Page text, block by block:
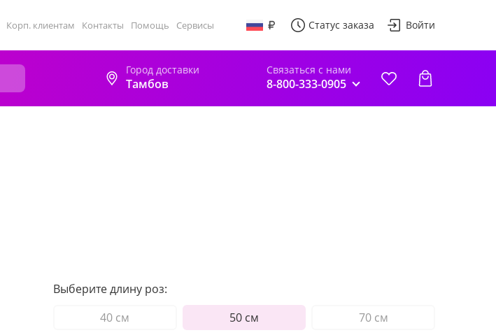
Корп. клиентам Контакты Помощь Сервисы Статус заказа Войти
Город доставки
Тамбов
Связаться с нами
8-800-333-0905
Выберите длину роз:
40 см
50 см 70 см